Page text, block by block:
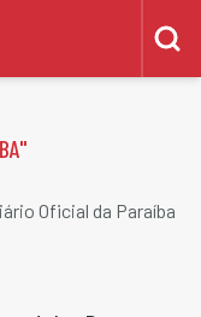
"
Oficial da Paraíba